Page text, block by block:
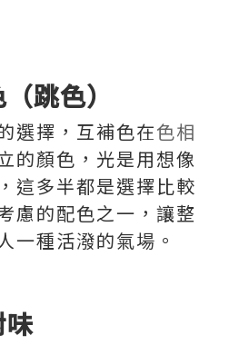
跳色）
選擇，互補色在色相
的顏色，光是用想像
這多半都是選擇比較
慮的配色之一，讓整
一種活潑的氣場。
味